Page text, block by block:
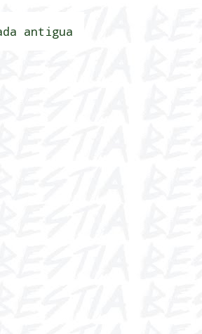
antigua